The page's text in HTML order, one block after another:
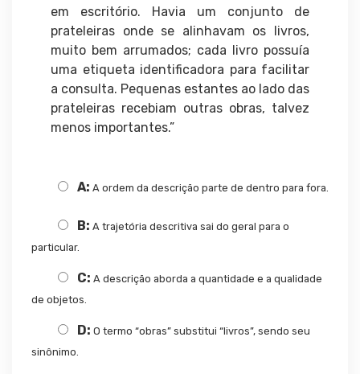
em escritório. Havia um conjunto de
prateleiras onde se alinhavam os livros,
muito bem arrumados; cada livro possuía
uma etiqueta identificadora para facilitar
a consulta. Pequenas estantes ao lado das
prateleiras recebiam outras obras, talvez
menos importantes.”
A: A ordem da descrição parte de dentro para fora.
B: A trajetória descritiva sai do geral para o
particular.
C: A descrição aborda a quantidade e a qualidade
de objetos.
D: O termo “obras” substitui “livros”, sendo seu
sinônimo.